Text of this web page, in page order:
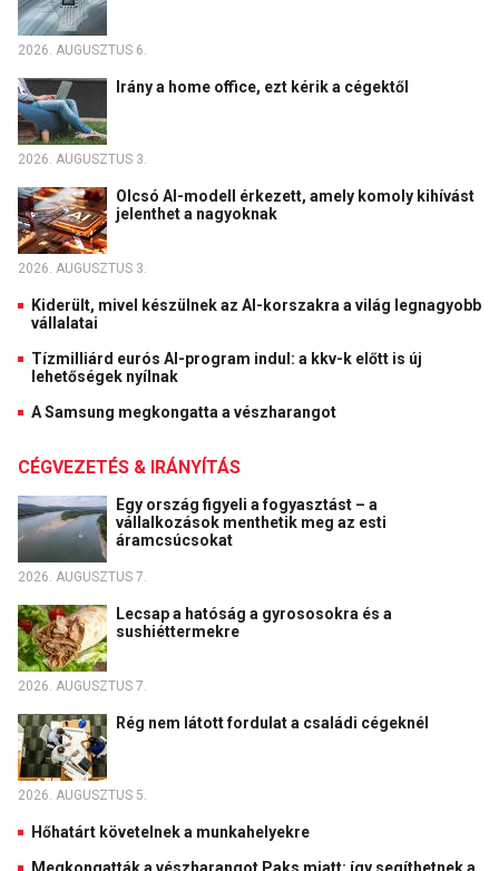
2026. AUGUSZTUS 6.
Irány a home office, ezt kérik a cégektől
2026. AUGUSZTUS 3.
Olcsó AI-modell érkezett, amely komoly kihívást
jelenthet a nagyoknak
2026. AUGUSZTUS 3.
Kiderült, mivel készülnek az AI-korszakra a világ legnagyobb
vállalatai
Tízmilliárd eurós AI-program indul: a kkv-k előtt is új
lehetőségek nyílnak
A Samsung megkongatta a vészharangot
CÉGVEZETÉS & IRÁNYÍTÁS
Egy ország figyeli a fogyasztást – a
vállalkozások menthetik meg az esti
áramcsúcsokat
2026. AUGUSZTUS 7.
Lecsap a hatóság a gyrososokra és a
sushiéttermekre
2026. AUGUSZTUS 7.
Rég nem látott fordulat a családi cégeknél
2026. AUGUSZTUS 5.
Hőhatárt követelnek a munkahelyekre